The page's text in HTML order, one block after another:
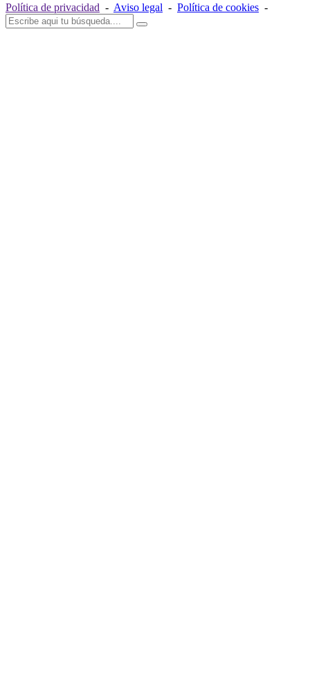
Política de privacidad - Aviso legal - Política de cookies -